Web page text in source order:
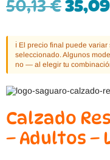
50,13€35,09
ℹ️ El precio final puede
seleccionado. Algunos
no — al elegir tu
Calzado
– Adultos –